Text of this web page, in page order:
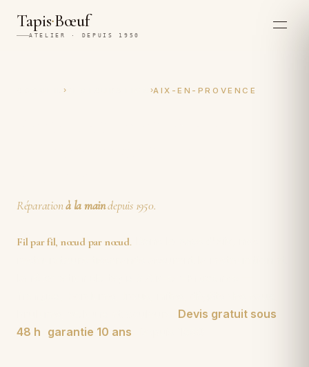
Tapis·Bœuf
ATELIER · DEPUIS 1950
›RESTAURATION›AIX-EN-PROVENCE
Réparationà la maindepuis 1950.
Fil par fil, nœud par nœud.
Devis gratuit sous
48 h garantie 10 ans